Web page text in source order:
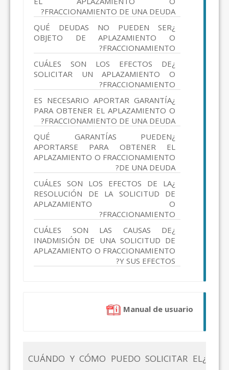
FRACCIONAMIENTO DE UNA DEUDA?
¿QUÉ DEUDAS NO PUEDEN SER
OBJETO DE APLAZAMIENTO O
FRACCIONAMIENTO?
¿CUÁLES SON LOS EFECTOS DE
SOLICITAR UN APLAZAMIENTO O
FRACCIONAMIENTO?
¿ES NECESARIO APORTAR GARANTÍA
PARA OBTENER EL APLAZAMIENTO O
FRACCIONAMIENTO DE UNA DEUDA?
¿QUÉ GARANTÍAS PUEDEN
APORTARSE PARA OBTENER EL
APLAZAMIENTO O FRACCIONAMIENTO
DE UNA DEUDA?
¿CUÁLES SON LOS EFECTOS DE LA
RESOLUCIÓN DE LA SOLICITUD DE
APLAZAMIENTO O
FRACCIONAMIENTO?
¿CUÁLES SON LAS CAUSAS DE
INADMISIÓN DE UNA SOLICITUD DE
APLAZAMIENTO O FRACCIONAMIENTO
Y SUS EFECTOS?
Manual de usuario
¿CUÁNDO Y CÓMO PUEDO SOLICITAR EL